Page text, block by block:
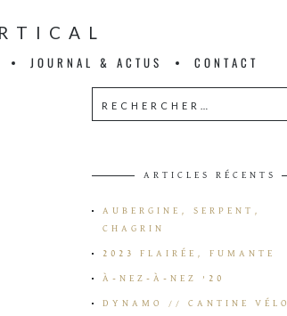
JOURNAL & ACTUS CONTACT
ARTICLES RÉCENTS
AUBERGINE, SERPENT,
CHAGRIN
2023 FLAIRÉE, FUMANTE
À-NEZ-À-NEZ ’20
DYNAMO // CANTINE VÉLO